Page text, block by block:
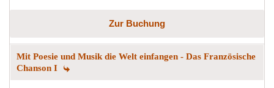
Zur Buchung
Mit Poesie und Musik die Welt einfangen - Das Französische
Chanson I